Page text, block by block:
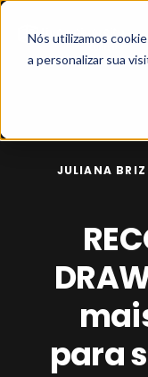
Nós utilizamos
a personalizar sua
JULIANA BRIZ
para